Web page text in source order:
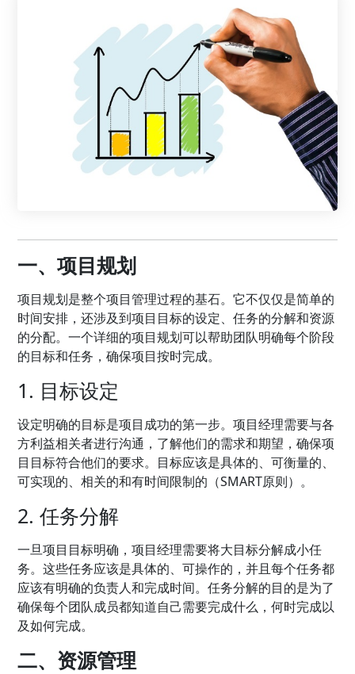
一、项目规划
项目规划是整个项目管理过程的基石。它不仅仅是简单的
时间安排，还涉及到项目目标的设定、任务的分解和资源
的分配。一个详细的项目规划可以帮助团队明确每个阶段
的目标和任务，确保项目按时完成。
1. 目标设定
设定明确的目标是项目成功的第一步。项目经理需要与各
方利益相关者进行沟通，了解他们的需求和期望，确保项
目目标符合他们的要求。目标应该是具体的、可衡量的、
可实现的、相关的和有时间限制的（SMART原则）。
2. 任务分解
一旦项目目标明确，项目经理需要将大目标分解成小任
务。这些任务应该是具体的、可操作的，并且每个任务都
应该有明确的负责人和完成时间。任务分解的目的是为了
确保每个团队成员都知道自己需要完成什么，何时完成以
及如何完成。
二、资源管理